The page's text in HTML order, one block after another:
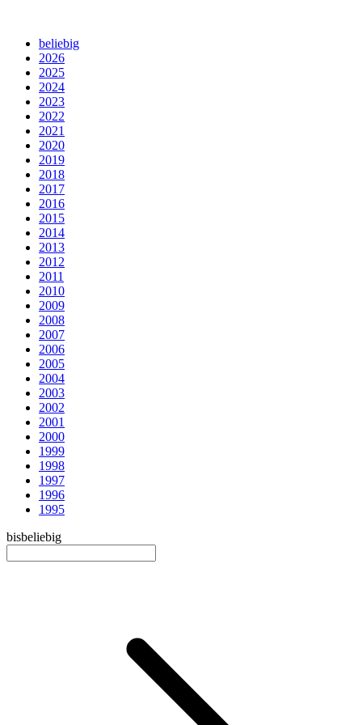
beliebig
2026
2025
2024
2023
2022
2021
2020
2019
2018
2017
2016
2015
2014
2013
2012
2011
2010
2009
2008
2007
2006
2005
2004
2003
2002
2001
2000
1999
1998
1997
1996
1995
bisbeliebig